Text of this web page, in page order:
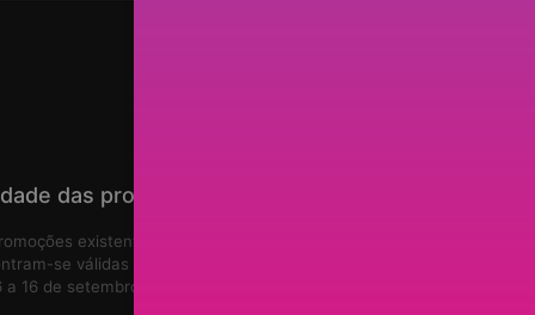
das promoções
existentes no site
se válidas de
a 16 de setembro de 2026